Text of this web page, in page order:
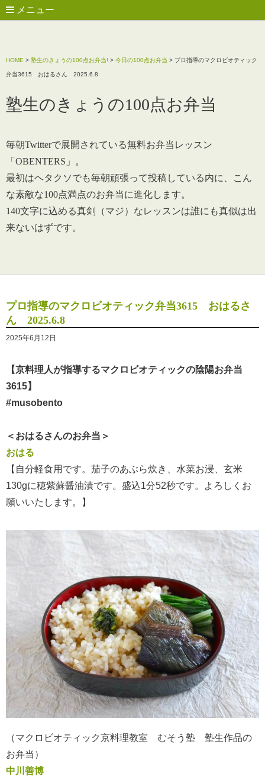
メニュー
HOME > 塾生のきょうの100点お弁当! > 今日の100点お弁当 > プロ指導のマクロビオティック
弁当3615 おはるさん 2025.6.8
塾生のきょうの100点お弁当
毎朝Twitterで展開されている無料お弁当レッスン
「OBENTERS」。
最初はヘタクソでも毎朝頑張って投稿している内に、こん
な素敵な100点満点のお弁当に進化します。
140文字に込める真剣（マジ）なレッスンは誰にも真似は出
来ないはずです。
プロ指導のマクロビオティック弁当3615 おはるさ
ん 2025.6.8
2025年6月12日
【京料理人が指導するマクロビオティックの陰陽お弁当
3615】
#musobento
＜おはるさんのお弁当＞
おはる
【自分軽食用です。茄子のあぶら炊き、水菜お浸、玄米
130gに穂紫蘇醤油漬です。盛込1分52秒です。よろしくお
願いいたします。】
（マクロビオティック京料理教室 むそう塾 塾生作品の
お弁当）
中川善博